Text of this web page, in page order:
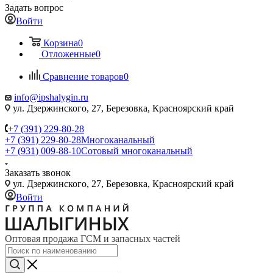
Задать вопрос
Войти
Корзина0
Отложенные0
Сравнение товаров0
info@ipshalygin.ru
ул. Дзержинского, 27, Березовка, Красноярский край
+7 (391) 229-80-28
+7 (391) 229-80-28Многоканальный
+7 (931) 009-88-10Сотовый многоканальный
Заказать звонок
ул. Дзержинского, 27, Березовка, Красноярский край
Войти
Оптовая продажа ГСМ и запасных частей